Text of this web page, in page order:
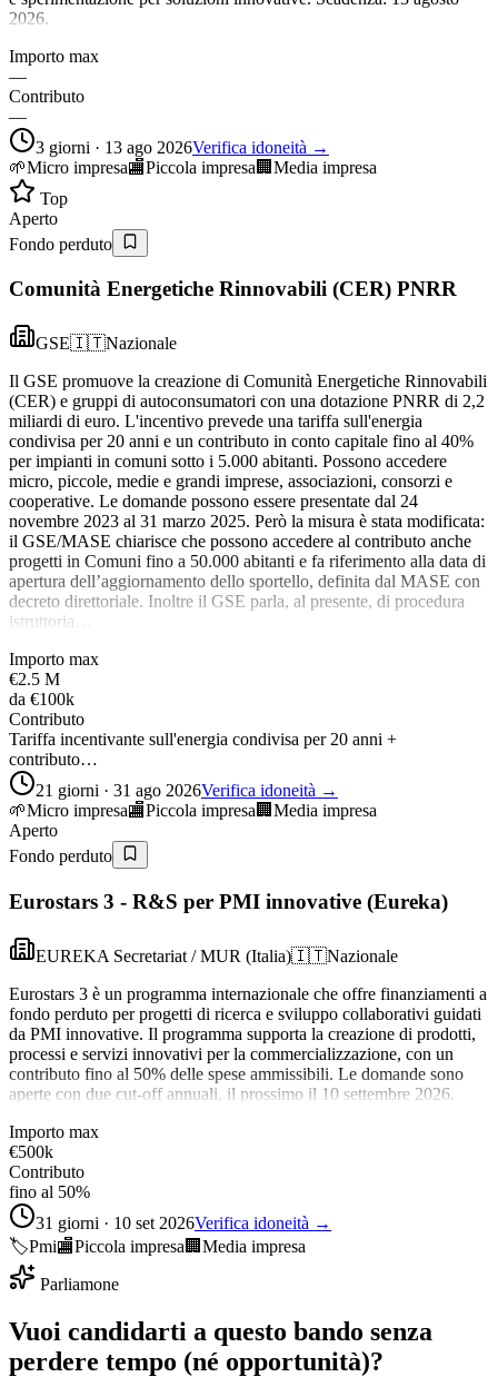
2026.
Importo max
—
Contributo
—
3 giorni · 13 ago 2026Verifica idoneità →
🌱Micro impresa🏬Piccola impresa 🏢 Media impresa
Top
Aperto
Fondo perduto
Comunità Energetiche Rinnovabili (CER) PNRR
GSE🇮🇹Nazionale
Il GSE promuove la creazione di Comunità Energetiche Rinnovabili
(CER) e gruppi di autoconsumatori con una dotazione PNRR di 2,2
miliardi di euro. L'incentivo prevede una tariffa sull'energia
condivisa per 20 anni e un contributo in conto capitale fino al 40%
per impianti in comuni sotto i 5.000 abitanti. Possono accedere
micro, piccole, medie e grandi imprese, associazioni, consorzi e
cooperative. Le domande possono essere presentate dal 24
novembre 2023 al 31 marzo 2025. Però la misura è stata modificata:
il GSE/MASE chiarisce che possono accedere al contributo anche
progetti in Comuni fino a 50.000 abitanti e fa riferimento alla data di
apertura dell’aggiornamento dello sportello, definita dal MASE con
decreto direttoriale. Inoltre il GSE parla, al presente, di procedura
istruttoria…
Importo max
€2.5 M
da €100k
Contributo
Tariffa incentivante sull'energia condivisa per 20 anni +
contributo…
21 giorni · 31 ago 2026Verifica idoneità →
🌱Micro impresa🏬Piccola impresa 🏢 Media impresa
Aperto
Fondo perduto
Eurostars 3 - R&S per PMI innovative (Eureka)
EUREKA Secretariat / MUR (Italia)🇮🇹Nazionale
Eurostars 3 è un programma internazionale che offre finanziamenti a
fondo perduto per progetti di ricerca e sviluppo collaborativi guidati
da PMI innovative. Il programma supporta la creazione di prodotti,
processi e servizi innovativi per la commercializzazione, con un
contributo fino al 50% delle spese ammissibili. Le domande sono
aperte con due cut-off annuali, il prossimo il 10 settembre 2026.
Importo max
€500k
Contributo
fino al 50%
31 giorni · 10 set 2026Verifica idoneità →
🏷️Pmi🏬Piccola impresa 🏢 Media impresa
Parliamone
Vuoi candidarti a questo bando senza
perdere tempo (né opportunità)?